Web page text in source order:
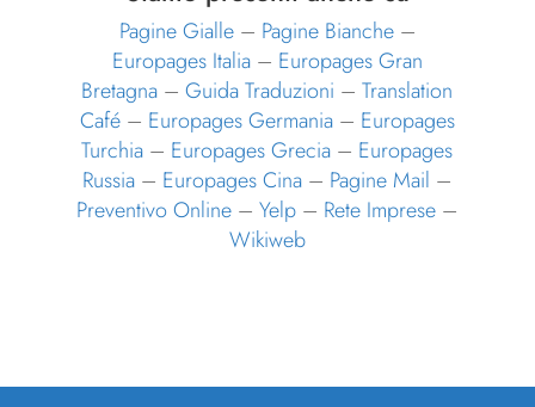
Pagine Gialle– Pagine Bianche–
Europages Italia– Europages Gran
Bretagna –Guida Traduzioni –Translation
Café– Europages Germania– Europages
Turchia – Europages Grecia – Europages
Russia – Europages Cina – Pagine Mail –
Preventivo Online –Yelp – Rete Imprese –
Wikiweb